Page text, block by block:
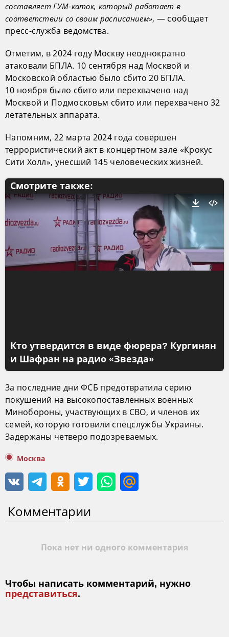
составляет ГУМ-каток, который работает в
соответствии со своим расписанием», — сообщает
пресс-служба ведомства.
Отметим, в 2024 году Москву неоднократно
атаковали БПЛА. 10 сентября над Москвой и
Московской областью было сбито 20 БПЛА.
10 ноября было сбито или перехвачено над
Москвой и Подмосковьм сбито или перехвачено 32
летательных аппарата.
Напомним, 22 марта 2024 года совершен
террористический акт в концертном зале «Крокус
Сити Холл», унесший 145 человеческих жизней.
Смотрите также:
Кто утвердится в виде фюрера? Кургинян
и Шафран на радио «Звезда»
За последние дни ФСБ предотвратила серию
покушений на высокопоставленных военных
Минобороны, участвующих в СВО, и членов их
семей, которую готовили спецслужбы Украины.
Задержаны четверо подозреваемых.
Москва
Комментарии
Пока нет ни одного комментария
Чтобы написать комментарий, нужно
представиться.